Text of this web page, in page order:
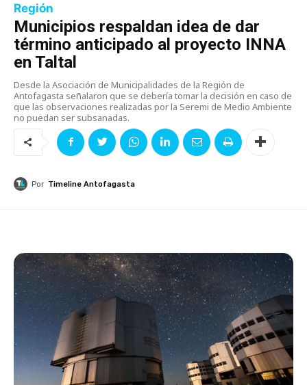
Región
Municipios respaldan idea de dar
término anticipado al proyecto INNA
en Taltal
Desde la Asociación de Municipalidades de la Región de
Antofagasta señalaron que se debería tomar la decisión en caso de
que las observaciones realizadas por la Seremi de Medio Ambiente
no puedan ser subsanadas.
Por Timeline Antofagasta